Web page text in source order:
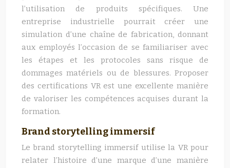
l’utilisation de produits spécifiques. Une
entreprise industrielle pourrait créer une
simulation d’une chaîne de fabrication, donnant
aux employés l’occasion de se familiariser avec
les étapes et les protocoles sans risque de
dommages matériels ou de blessures. Proposer
des certifications VR est une excellente manière
de valoriser les compétences acquises durant la
formation.
Brand storytelling immersif
Le brand storytelling immersif utilise la VR pour
relater l’histoire d’une marque d’une manière